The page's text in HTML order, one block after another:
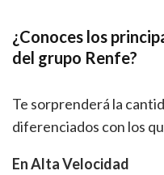
¿Conoces los
del grupo Renfe?
Te sorprenderá la
diferenciados con los
En Alta Velocidad